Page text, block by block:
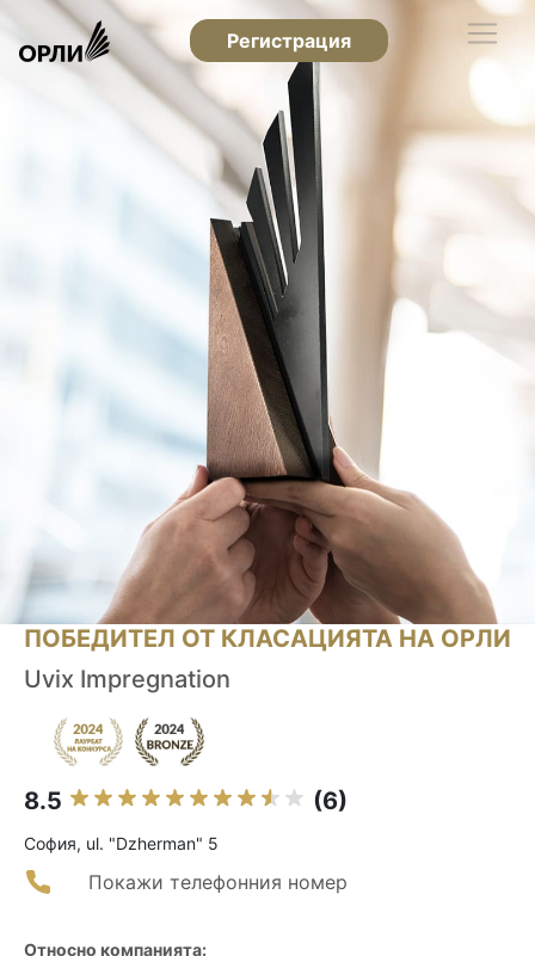
Регистрация
ПОБЕДИТЕЛ ОТ КЛАСАЦИЯТА НА ОРЛИ
Uvix Impregnation
8.5 (6)
София, ul. "Dzherman" 5
Покажи телефонния номер
Относно компанията: